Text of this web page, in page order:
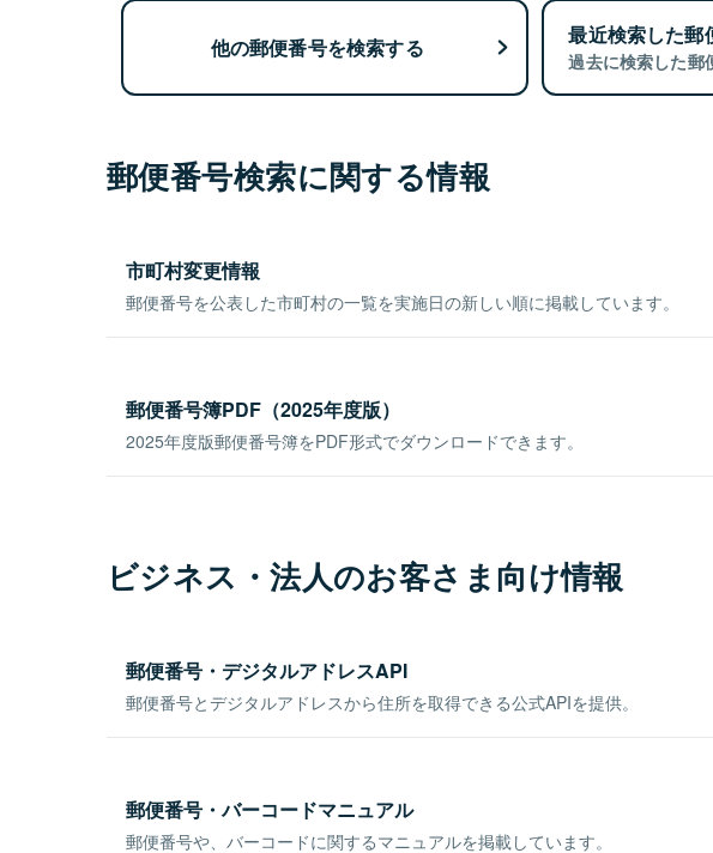
他の郵便番号を検索する 最近検索した郵
過去に検索した郵
郵便番号検索に関する情報
市町村変更情報
郵便番号を公表した市町村の一覧を実施日の新しい順に掲載しています。
郵便番号簿PDF（2025年度版）
2025年度版郵便番号簿をPDF形式でダウンロードできます。
ビジネス・法人のお客さま向け情報
郵便番号・デジタルアドレスAPI
郵便番号とデジタルアドレスから住所を取得できる公式APIを提供。
郵便番号・バーコードマニュアル
郵便番号や、バーコードに関するマニュアルを掲載しています。